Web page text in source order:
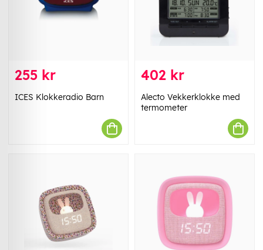
255 kr
ICES Klokkeradio Barn
402 kr
Alecto Vekkerklokke med
termometer